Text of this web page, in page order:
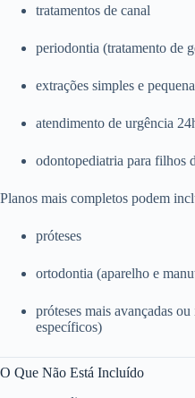
tratamentos de canal
periodontia (tratamento de
extrações simples e
atendimento de urgência
odontopediatria para filhos
Planos mais completos podem
próteses
ortodontia (aparelho e
próteses mais avançadas
específicos)
O Que Não Está Incluído